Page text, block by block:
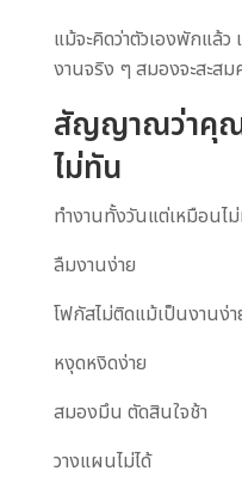
แม้จะคิดว่าตัวเองพักแล้
งานจริง ๆ สมองจะสะสม
สัญญาณว่าคุณ
ไม่ทัน
ทำงานทั้งวันแต่เหมือนไม่
ลืมงานง่าย
โฟกัสไม่ติดแม้เป็นงานง่า
หงุดหงิดง่าย
สมองมึน ตัดสินใจช้า
วางแผนไม่ได้